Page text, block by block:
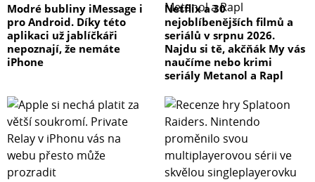
Modré bubliny iMessage i
pro Android. Díky této
aplikaci už jablíčkáři
nepoznají, že nemáte
iPhone
Netflix a 30
nejoblíbenějších filmů a
seriálů v srpnu 2026.
Najdu si tě, akčňák My vás
naučíme nebo krimi
seriály Metanol a Rapl